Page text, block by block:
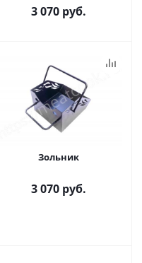
3 070руб.
Зольник
3 070руб.